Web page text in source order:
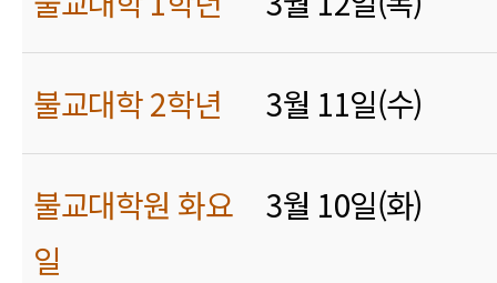
불교대학 2학년 3월 11일(수)
불교대학원 화요
일
3월 10일(화)